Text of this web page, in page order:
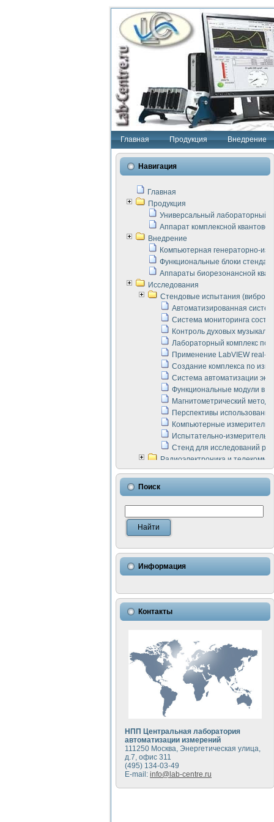
Главная Продукция Внедрение
Навигация
Главная
Продукция
Универсальный лабораторный
Аппарат комплексной
Внедрение
Компьютерная генераторно-
Функциональные блоки стенда
Аппараты биорезонансной
Исследования
Стендовые испытания
Автоматизированная
Система мониторинга
Контроль духовых
Лабораторный комплекс по
Применение LabVIEW real-
Создание комплекса по
Система автоматизации
Функциональные модули в
Магнитометрический метод
Перспективы
Компьютерные
Испытательно-
Стенд для исследований
Радиоэлектроника и
LabVIEW в расчетах
Аппаратно-программный
Виртуальный
Измерение шумовых
Измерительный
Инструменты для
Инструменты для
Использование NI LabVIEW
Исследовние возможности
Математическое
Моделирование и
Применение
Симуляция отклика
Автоматизация
Блок гальванической
Разработка
Применение среды
Портативная система для
Использование LabVIEW
Устройство для снятия
Передовые научные
Автоматизированная
Автоматизированный
Визуализация
Виртуальный прибор для
Исследование возможности
Исследование кинетики
Комплекс
Метод прогнозирования
Недорогая система
Применение технологий NI
Поиск
Информация
Контакты
НПП Центральная лаборатория
автоматизации измерений
111250 Москва, Энергетическая улица,
д.7, офис 311
(495) 134-03-49
E-mail: info@lab-centre.ru